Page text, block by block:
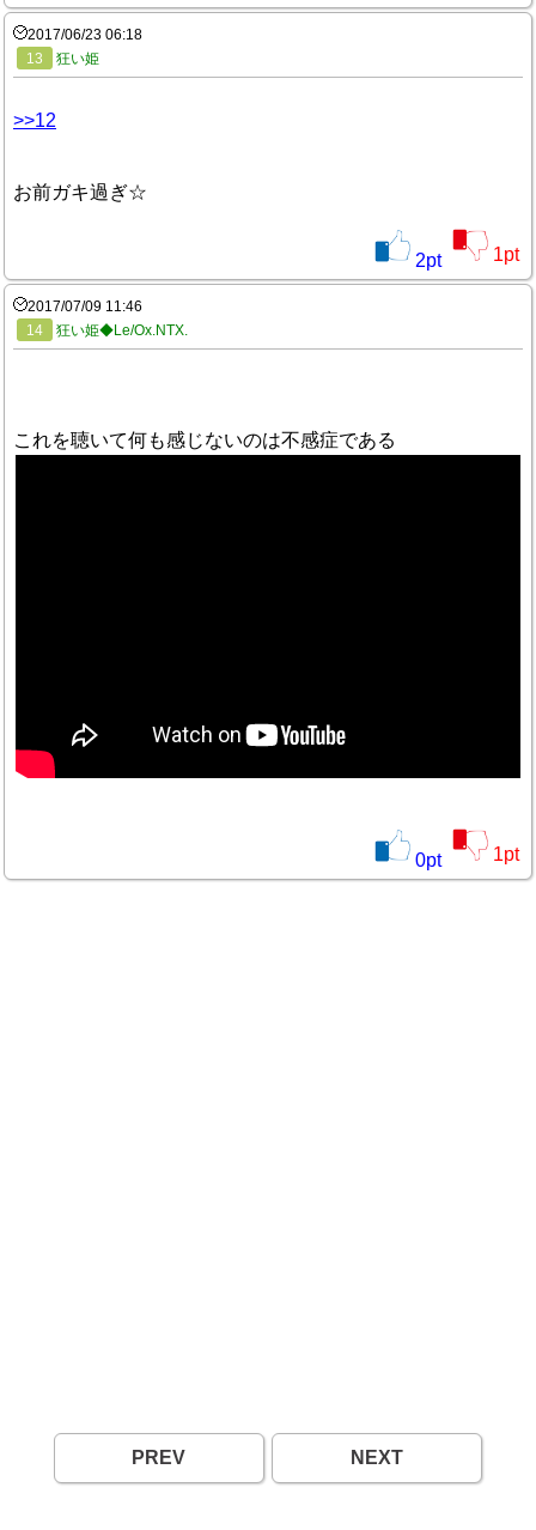
2017/06/23 06:18
13
狂い姫
>>12
お前ガキ過ぎ☆
2pt 1pt
2017/07/09 11:46
14
狂い姫◆Le/Ox.NTX.
これを聴いて何も感じないのは不感症である
0pt 1pt
PREV NEXT